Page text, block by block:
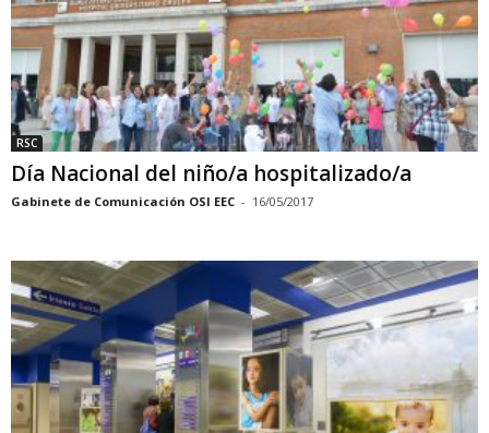
RSC
Día Nacional del niño/a hospitalizado/a
Gabinete de Comunicación OSI EEC - 16/05/2017